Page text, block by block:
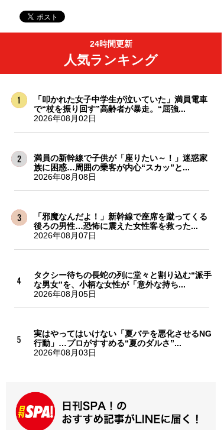
24時間更新
人気ランキング
「叩かれた女子中学生が泣いていた」満員電車
で“杖を振り回す”高齢者が暴走。“屈強...
2026年08月02日
満員の新幹線で子供が「座りたい～！」迷惑家
族に困惑…周囲の乗客が内心“スカッ”と...
2026年08月08日
「邪魔なんだよ！」新幹線で座席を蹴ってくる
後ろの男性…恐怖に震えた女性客を救った...
2026年08月07日
タクシー待ちの長蛇の列に堂々と割り込む“派手
な男女”を、小柄な女性が「意外な持ち...
2026年08月05日
実はやってはいけない「夏バテを悪化させるNG
行動」…プロがすすめる“夏のダルさ”...
2026年08月03日